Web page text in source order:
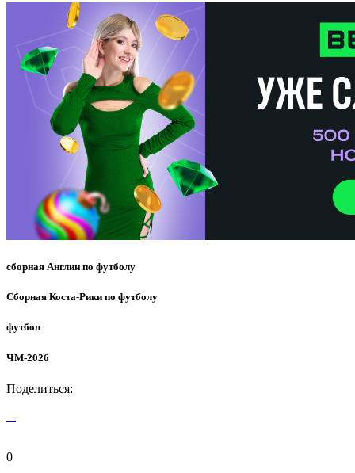
сборная Англии по футболу
Сборная Коста-Рики по футболу
футбол
ЧМ-2026
Поделиться:
0